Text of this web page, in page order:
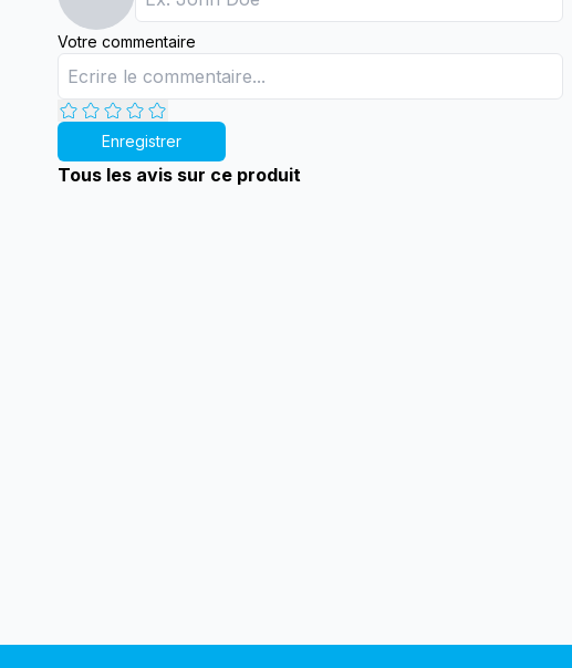
Votre commentaire
Enregistrer
Tous les avis sur ce produit